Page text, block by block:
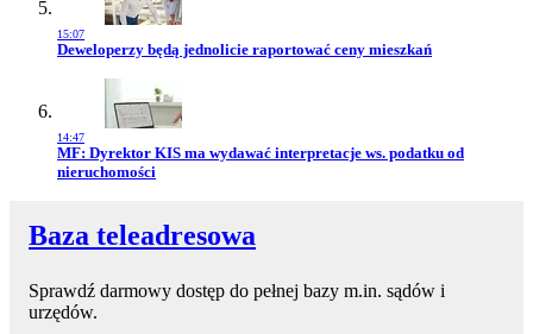
15:07
Przejdź do artykułu:
Deweloperzy będą jednolicie raportować ceny mieszkań
14:47
Przejdź do artykułu:
MF: Dyrektor KIS ma wydawać interpretacje ws. podatku od
nieruchomości
Baza teleadresowa
Sprawdź darmowy dostęp do pełnej bazy m.in. sądów i
urzędów.